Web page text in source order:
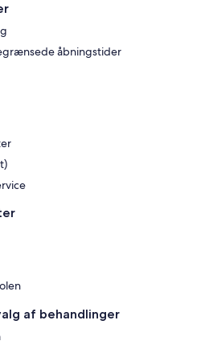
åbningstider
af behandlinger